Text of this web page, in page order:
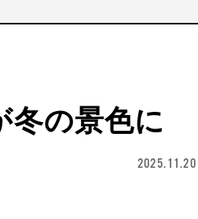
の景色に
2025.11.20